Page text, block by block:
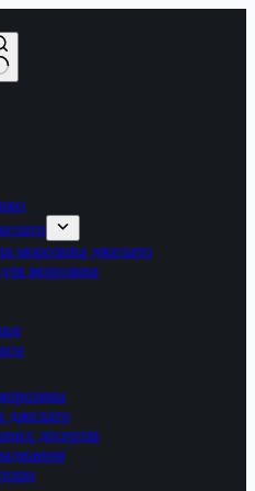
морозива джелато
морозива
джелато
десертів